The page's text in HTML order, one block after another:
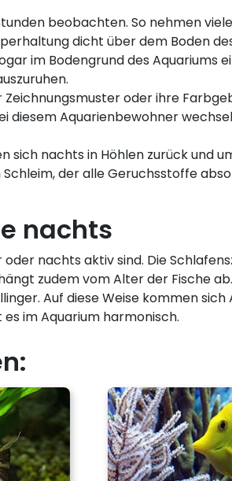
beobachten. So nehmen
dicht über dem Boden
im Bodengrund des Aquariums
oder ihre
diesem Aquarienbewohner
sich nachts in Höhlen zurück und
der alle Geruchsstoffe
nachts
nachts aktiv sind. Die
zudem vom Alter der Fische
Auf diese Weise kommen
im Aquarium harmonisch.